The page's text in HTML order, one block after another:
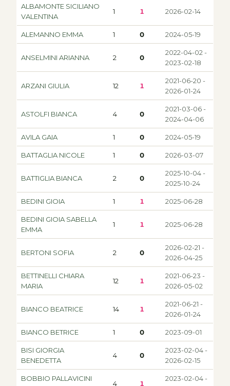
ALBAMONTE SICILIANO
VALENTINA
1 1 2026-02-14
ALEMANNO EMMA 1 0 2024-05-19
ANSELMINI ARIANNA 2 0
2022-04-02 -
2023-02-18
ARZANI GIULIA 12 1
2021-06-20 -
2026-01-24
ASTOLFI BIANCA 4 0
2021-03-06 -
2024-04-06
AVILA GAIA 1 0 2024-05-19
BATTAGLIA NICOLE 1 0 2026-03-07
BATTIGLIA BIANCA 2 0
2025-10-04 -
2025-10-24
BEDINI GIOIA 1 1 2025-06-28
BEDINI GIOIA SABELLA
EMMA
1 1 2025-06-28
BERTONI SOFIA 2 0
2026-02-21 -
2026-04-25
BETTINELLI CHIARA
MARIA
12 1
2021-06-23 -
2026-05-02
BIANCO BEATRICE 14 1
2021-06-21 -
2026-01-24
BIANCO BETRICE 1 0 2023-09-01
BISI GIORGIA
BENEDETTA
4 0
2023-02-04 -
2026-02-15
BOBBIO PALLAVICINI
4 1
2023-02-04 -